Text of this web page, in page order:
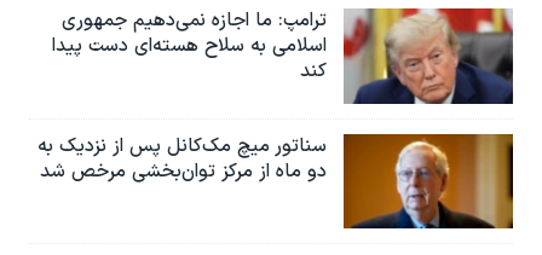
ترامپ: ما اجازه نمی‌دهیم جمهوری
اسلامی به سلاح هسته‌ای دست پیدا
کند
سناتور میچ مک‌کانل پس از نزدیک به
دو ماه از مرکز توان‌بخشی مرخص شد